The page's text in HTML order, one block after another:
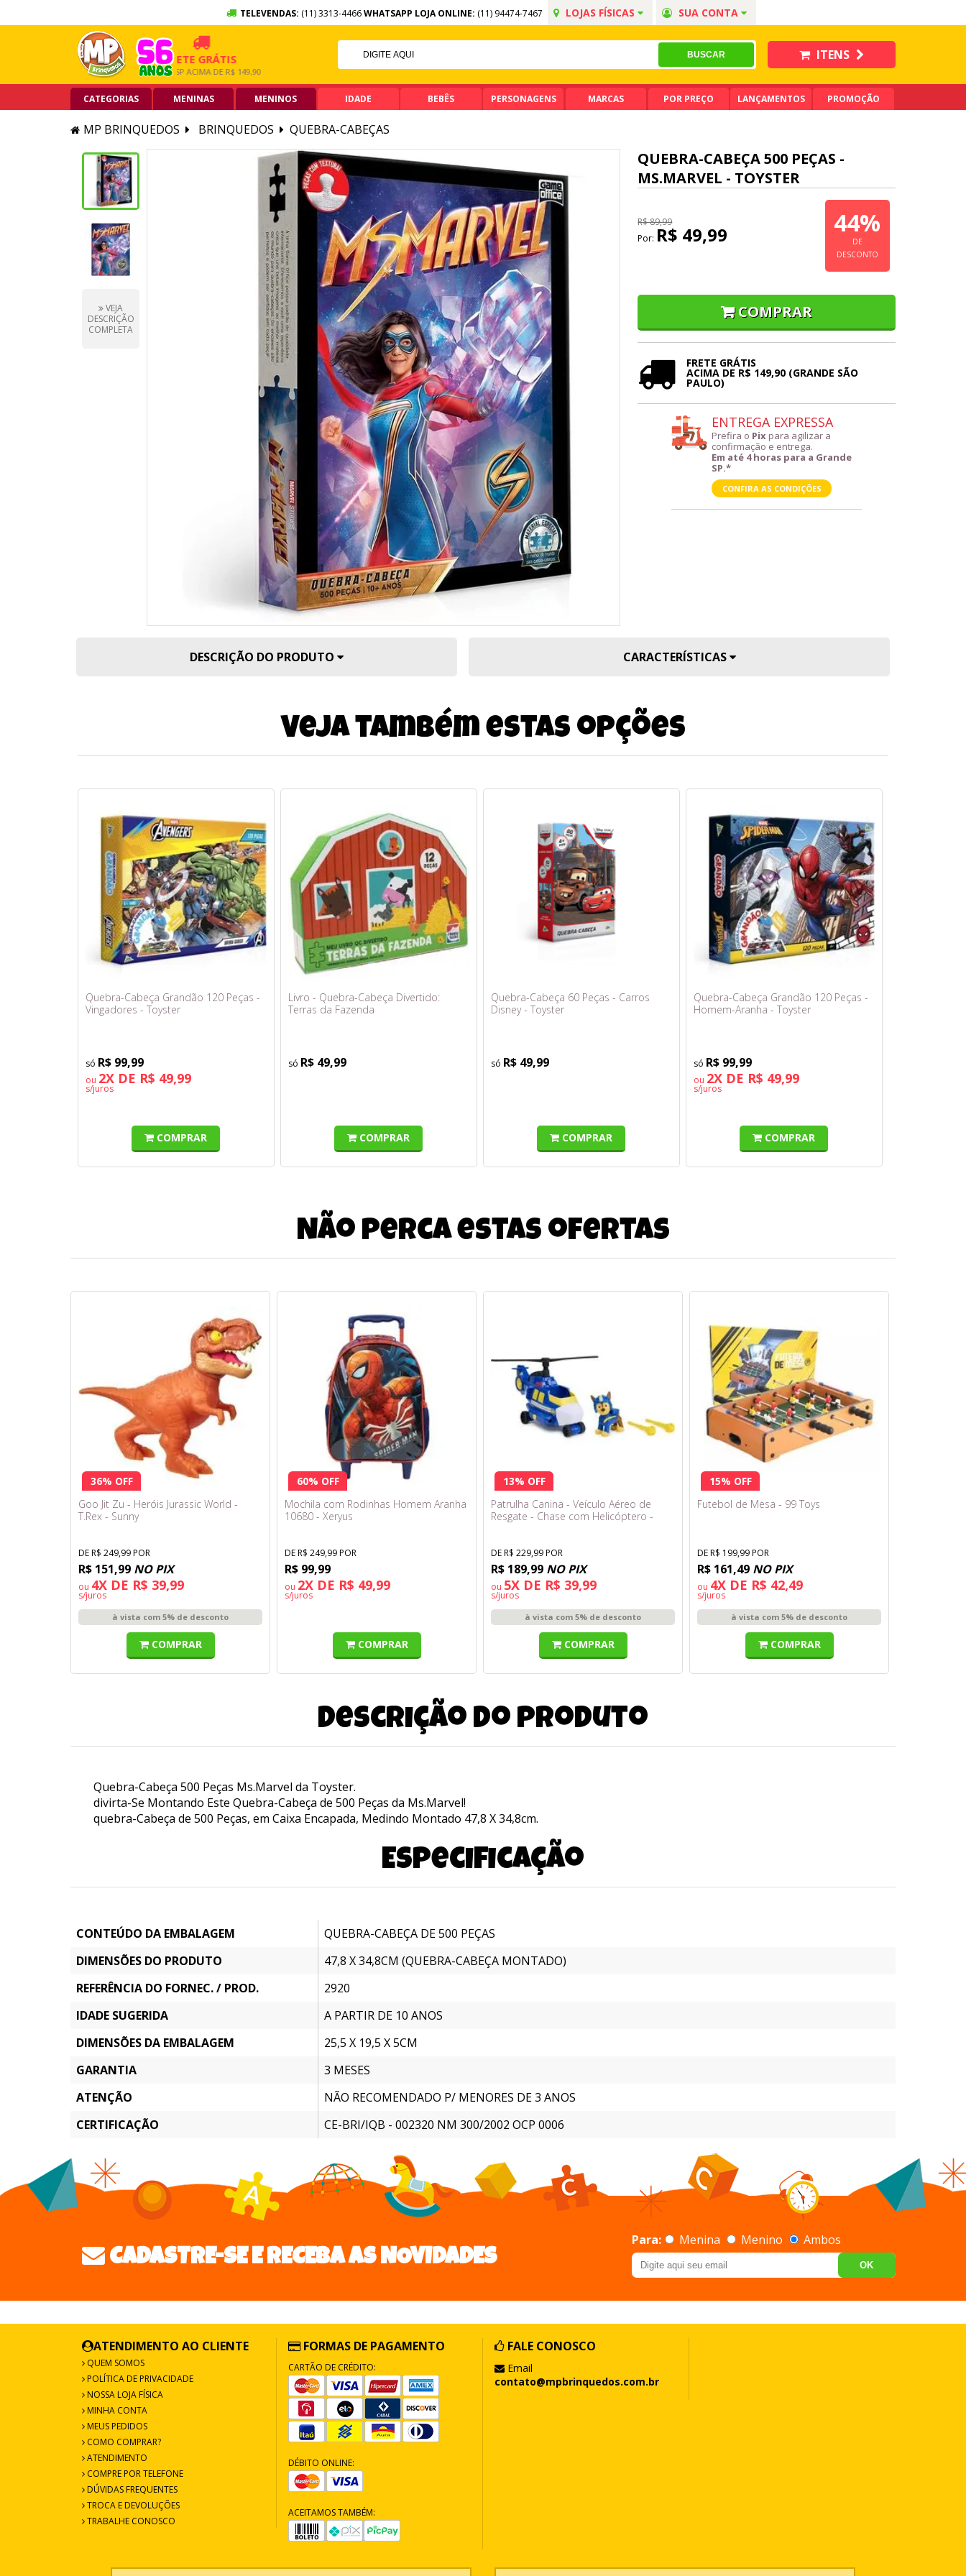
TELEVENDAS: (11) 3313-4466WHATSAPP LOJA ONLINE: (11) 94474-7467 LOJAS FÍSICAS SUA CONTA
FRETE GRÁTIS
GRANDE SP ACIMA DE R$ 149,90
5% OFF NO PIX
PIX ACIMA DE R$ 99,90
ITENS
CATEGORIAS MENINAS MENINOS IDADE BEBÊS PERSONAGENS MARCAS POR PREÇO LANÇAMENTOS PROMOÇÃO
MP BRINQUEDOS BRINQUEDOS QUEBRA-CABEÇAS
VEJA
DESCRIÇÃO
COMPLETA
QUEBRA-CABEÇA 500 PEÇAS -
MS.MARVEL - TOYSTER
R$ 89,99
Por: R$ 49,99 44%
DE
DESCONTO
COMPRAR
FRETE GRÁTIS
ACIMA DE R$ 149,90 (GRANDE SÃO
PAULO)
ENTREGA EXPRESSA
Prefira o Pix para agilizar a
confirmação e entrega.
Em até 4 horas para a Grande
SP.*
CONFIRA AS CONDIÇÕES
DESCRIÇÃO DO PRODUTO CARACTERÍSTICAS
Veja também estas opções
Quebra-Cabeça Grandão 120 Peças -
Vingadores - Toyster
R$ 99,99
ou 2X DE R$ 49,99
s/juros
COMPRAR
Livro - Quebra-Cabeça Divertido:
Terras da Fazenda
R$ 49,99
COMPRAR
Quebra-Cabeça 60 Peças - Carros
Disney - Toyster
R$ 49,99
COMPRAR
Quebra-Cabeça Grandão 120 Peças -
Homem-Aranha - Toyster
R$ 99,99
ou 2X DE R$ 49,99
s/juros
COMPRAR
Não perca estas ofertas
36% OFF
Goo Jit Zu - Heróis Jurassic World -
T.Rex - Sunny
DE R$ 249,99 POR
R$ 151,99 NO PIX
ou 4X DE R$ 39,99
s/juros
à vista com 5% de desconto
COMPRAR
60% OFF
Mochila com Rodinhas Homem Aranha
10680 - Xeryus
DE R$ 249,99 POR
R$ 99,99
ou 2X DE R$ 49,99
s/juros
COMPRAR
13% OFF
Patrulha Canina - Veículo Aéreo de
Resgate - Chase com Helicóptero -
DE R$ 229,99 POR
R$ 189,99 NO PIX
ou 5X DE R$ 39,99
s/juros
à vista com 5% de desconto
COMPRAR
15% OFF
Futebol de Mesa - 99 Toys
DE R$ 199,99 POR
R$ 161,49 NO PIX
ou 4X DE R$ 42,49
s/juros
à vista com 5% de desconto
COMPRAR
Descrição do produto
Quebra-Cabeça 500 Peças Ms.Marvel da Toyster.
divirta-Se Montando Este Quebra-Cabeça de 500 Peças da Ms.Marvel!
quebra-Cabeça de 500 Peças, em Caixa Encapada, Medindo Montado 47,8 X 34,8cm.
Especificação
CONTEÚDO DA EMBALAGEM
QUEBRA-CABEÇA DE 500 PEÇAS
DIMENSÕES DO PRODUTO
47,8 X 34,8CM (QUEBRA-CABEÇA MONTADO)
REFERÊNCIA DO FORNEC. / PROD.
2920
IDADE SUGERIDA
A PARTIR DE 10 ANOS
DIMENSÕES DA EMBALAGEM
25,5 X 19,5 X 5CM
GARANTIA
3 MESES
ATENÇÃO
NÃO RECOMENDADO P/ MENORES DE 3 ANOS
CERTIFICAÇÃO
CE-BRI/IQB - 002320 NM 300/2002 OCP 0006
CADASTRE-SE E RECEBA AS NOVIDADES
Para: Menina Menino Ambos
OK
ATENDIMENTO AO CLIENTE
QUEM SOMOS
POLÍTICA DE PRIVACIDADE
NOSSA LOJA FÍSICA
MINHA CONTA
MEUS PEDIDOS
COMO COMPRAR?
ATENDIMENTO
COMPRE POR TELEFONE
DÚVIDAS FREQUENTES
TROCA E DEVOLUÇÕES
TRABALHE CONOSCO
FORMAS DE PAGAMENTO
CARTÃO DE CRÉDITO:
DÉBITO ONLINE:
ACEITAMOS TAMBÉM:
FALE CONOSCO
Email
contato@mpbrinquedos.com.br